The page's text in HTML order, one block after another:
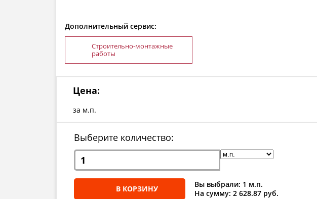
Дополнительный сервис:
Строительно-монтажные
работы
Цена:
за м.п.
Выберите количество:
В КОРЗИНУ
Вы выбрали: 1 м.п.
На сумму: 2 628.87 руб.